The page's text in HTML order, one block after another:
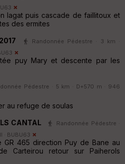
lagat puis cascade de faillitoux et
des ermites
Randonnée Pédestre · 3 km ·
puy Mary et descente par les
Pédestre · 5 km · D+570 m · 946
au refuge de soulas
CANTAL
Randonnée Pédestre ·
· BUBU63
GR 465 direction Puy de Bane au
Carteirou retour sur Paiherols